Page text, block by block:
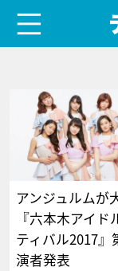
アンジュルムが
『六本木アイド
ティバル2017』
演者発表